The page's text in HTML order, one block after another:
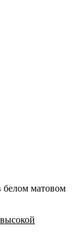
белом матовом
высокой